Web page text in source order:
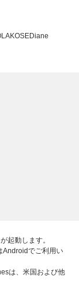
KOSEDiane
起動します。
Androidでご利用い
は、米国および他